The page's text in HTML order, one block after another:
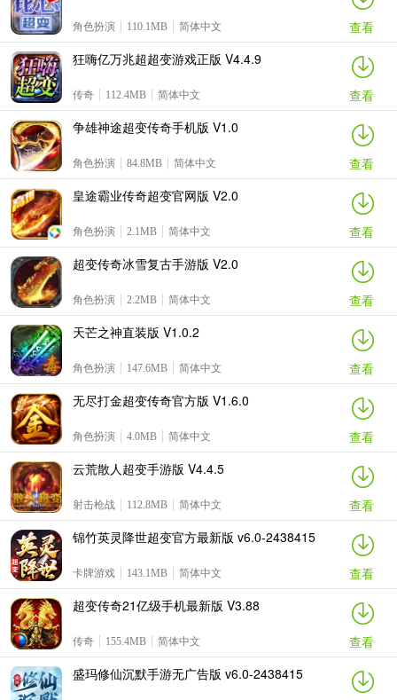
角色扮演 110.1MB 简体中文
查看
狂嗨亿万兆超超变游戏正版 V4.4.9
传奇 112.4MB 简体中文
查看
争雄神途超变传奇手机版 V1.0
角色扮演 84.8MB 简体中文
查看
皇途霸业传奇超变官网版 V2.0
角色扮演 2.1MB 简体中文
查看
超变传奇冰雪复古手游版 V2.0
角色扮演 2.2MB 简体中文
查看
天芒之神直装版 V1.0.2
角色扮演 147.6MB 简体中文
查看
无尽打金超变传奇官方版 V1.6.0
角色扮演 4.0MB 简体中文
查看
云荒散人超变手游版 V4.4.5
射击枪战 112.8MB 简体中文
查看
锦竹英灵降世超变官方最新版 v6.0-2438415
卡牌游戏 143.1MB 简体中文
查看
超变传奇21亿级手机最新版 V3.88
传奇 155.4MB 简体中文
查看
盛玛修仙沉默手游无广告版 v6.0-2438415